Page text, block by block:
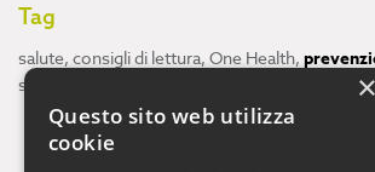
Tag
salute, consigli di lettura, One Health,
scienza
×
Questo sito web utilizza
cookie